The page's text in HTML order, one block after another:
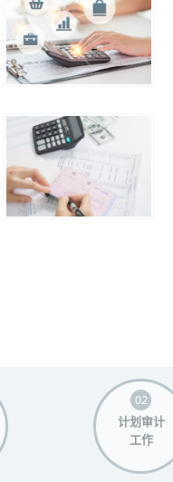
计划审计
工作